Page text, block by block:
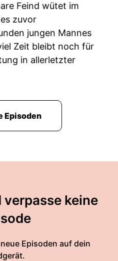
Feind wütet im
zuvor
jungen Mannes
Zeit bleibt noch für
in allerletzter
Episoden
verpasse keine
Episoden auf dein